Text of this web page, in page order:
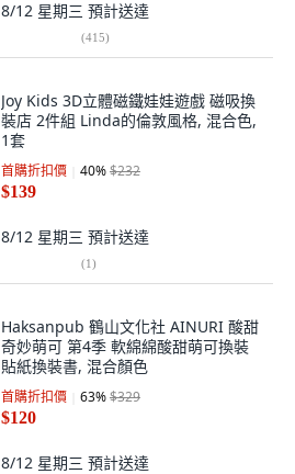
8/12 星期三 預計送達
(415)
Joy Kids 3D立體磁鐵娃娃遊戲 磁吸換
裝店 2件組 Linda的倫敦風格, 混合色,
1套
首購折扣價 40%$232
$139
8/12 星期三 預計送達
(1)
Haksanpub 鶴山文化社 AINURI 酸甜
奇妙萌可 第4季 軟綿綿酸甜萌可換裝
貼紙換裝書, 混合顏色
首購折扣價 63%$329
$120
8/12 星期三 預計送達